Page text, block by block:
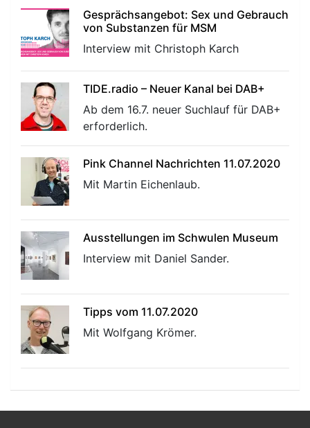
Gesprächsangebot: Sex und Gebrauch
von Substanzen für MSM
Interview mit Christoph Karch
TIDE.radio – Neuer Kanal bei DAB+
Ab dem 16.7. neuer Suchlauf für DAB+
erforderlich.
Pink Channel Nachrichten 11.07.2020
Mit Martin Eichenlaub.
Ausstellungen im Schwulen Museum
Interview mit Daniel Sander.
Tipps vom 11.07.2020
Mit Wolfgang Krömer.